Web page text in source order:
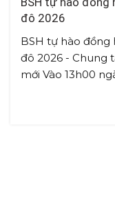
đô 2026
BSH tự hào đồng
đô 2026 - Chung
mới Vào 13h00